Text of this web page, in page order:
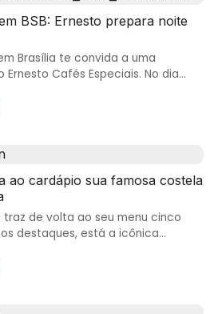
BSB: Ernesto prepara noite
Brasília te convida a uma
Cafés Especiais. No dia…
ao cardápio sua famosa costela
traz de volta ao seu menu cinco
destaques, está a icônica…